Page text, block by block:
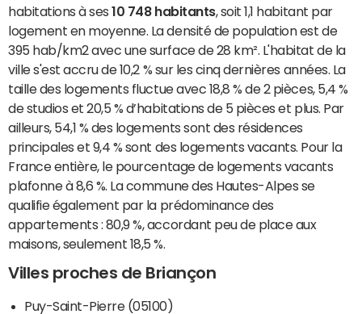
habitations à ses10 748 habitants, soit 1,1 habitant par
logement en moyenne. La densité de population est de
395 hab/km2 avec une surface de 28 km². L'habitat de la
ville s'est accru de 10,2 % sur les cinq dernières années. La
taille des logements fluctue avec 18,8 % de 2 pièces, 5,4 %
de studios et 20,5 % d’habitations de 5 pièces et plus. Par
ailleurs, 54,1 % des logements sont des résidences
principales et 9,4 % sont des logements vacants. Pour la
France entière, le pourcentage de logements vacants
plafonne à 8,6 %. La commune des Hautes-Alpes se
qualifie également par la prédominance des
appartements : 80,9 %, accordant peu de place aux
maisons, seulement 18,5 %.
Villes proches de Briançon
Puy-Saint-Pierre (05100)